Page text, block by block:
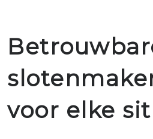
voor elke